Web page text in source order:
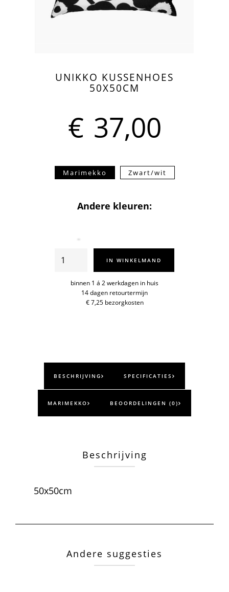
UNIKKO KUSSENHOES
50X50CM
€ 37,00
Marimekko Zwart/wit
Andere kleuren:
Unikko
kussenhoes
50x50cm
IN WINKELMAND
binnen 1 á 2 werkdagen in huis
14 dagen retourtermijn
€ 7,25 bezorgkosten
BESCHRIJVING SPECIFICATIES
MARIMEKKO BEOORDELINGEN (0)
Beschrijving
50x50cm
Andere suggesties